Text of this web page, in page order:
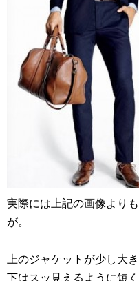
実際には上記の画像より
が。
上のジャケットが少し大
下はスッ見えるように短